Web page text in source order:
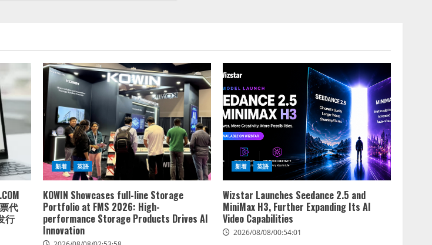
代
行
新着 英語
KOWIN Showcases full-line Storage
Portfolio at FMS 2026: High-
performance Storage Products Drives AI
Innovation
新着 英語
Wizstar Launches Seedance 2.5 and
MiniMax H3, Further Expanding Its AI
Video Capabilities
2026/08/08/00:54:01